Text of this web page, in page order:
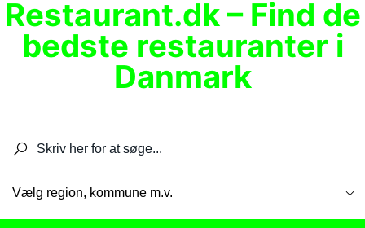
Restaurant.dk – Find de
bedste restauranter i
Danmark
Vælg region, kommune m.v.